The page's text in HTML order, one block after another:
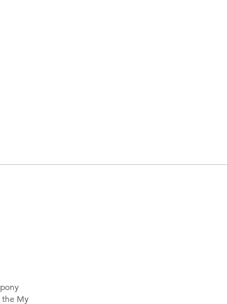
the My